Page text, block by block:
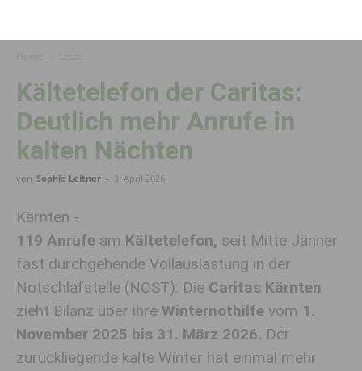
Kältetelefon der Caritas:
Deutlich mehr Anrufe in
kalten Nächten
von Sophie Leitner - 3. April 2026
Kärnten -
119 Anrufe am Kältetelefon, seit Mitte Jänner
fast durchgehende Vollauslastung in der
Notschlafstelle (NOST): Die Caritas Kärnten
zieht Bilanz über ihre Winternothilfe vom 1.
November 2025 bis 31. März 2026. Der
zurückliegende kalte Winter hat einmal mehr